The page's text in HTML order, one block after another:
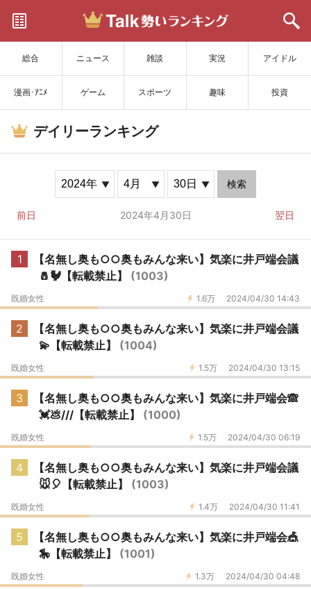
総合 ニュース 雑談 実況 アイドル
漫画･ｱﾆﾒ ゲーム スポーツ 趣味 投資
サイトを更新
デイリーランキング
検索
前日 2024年4月30日 翌日
1
【名無し奥も○○奥もみんな来い】気楽に井戸端会議
🧂🐓【転載禁止】 (1003)
1.6万 2024/04/30 14:43
既婚女性
2
【名無し奥も○○奥もみんな来い】気楽に井戸端会議
💫【転載禁止】 (1004)
1.5万 2024/04/30 13:15
既婚女性
3
【名無し奥も○○奥もみんな来い】気楽に井戸端会🙈
💓💩///【転載禁止】 (1000)
1.5万 2024/04/30 06:19
既婚女性
4
【名無し奥も○○奥もみんな来い】気楽に井戸端会議
🐭🎈【転載禁止】 (1003)
1.4万 2024/04/30 11:41
既婚女性
5
【名無し奥も○○奥もみんな来い】気楽に井戸端会🎪
🎠【転載禁止】 (1001)
1.3万 2024/04/30 04:48
既婚女性